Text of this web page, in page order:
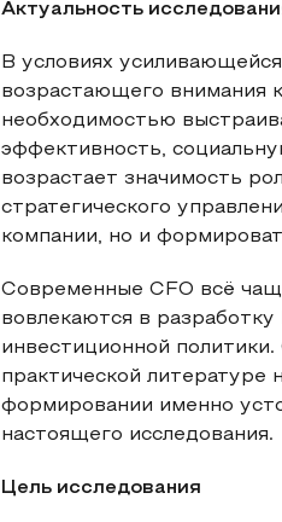
Актуальность
В условиях
возрастающего внимания
необходимостью
эффективность,
возрастает значимость
стратегического
компании, но и
Современные CFO всё
вовлекаются в
инвестиционной
практической литературе
формировании именно
настоящего исследования.
Цель исследования